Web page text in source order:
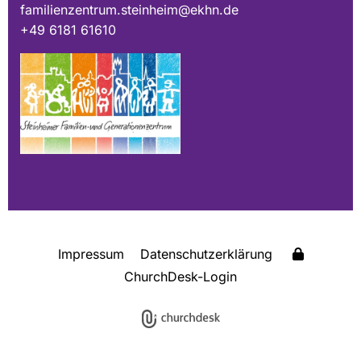
familienzentrum.steinheim@ekhn.de
+49 6181 61610
Impressum
Datenschutzerklärung
ChurchDesk-Login